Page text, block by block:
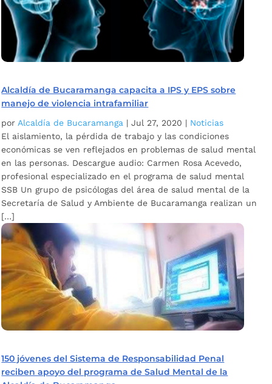
Alcaldía de Bucaramanga capacita a IPS y EPS sobre
manejo de violencia intrafamiliar
por Alcaldía de Bucaramanga |Jul 27, 2020 | Noticias
El aislamiento, la pérdida de trabajo y las condiciones
económicas se ven reflejados en problemas de salud mental
en las personas. Descargue audio: Carmen Rosa Acevedo,
profesional especializado en el programa de salud mental
SSB Un grupo de psicólogas del área de salud mental de la
Secretaría de Salud y Ambiente de Bucaramanga realizan un
[…]
150 jóvenes del Sistema de Responsabilidad Penal
reciben apoyo del programa de Salud Mental de la